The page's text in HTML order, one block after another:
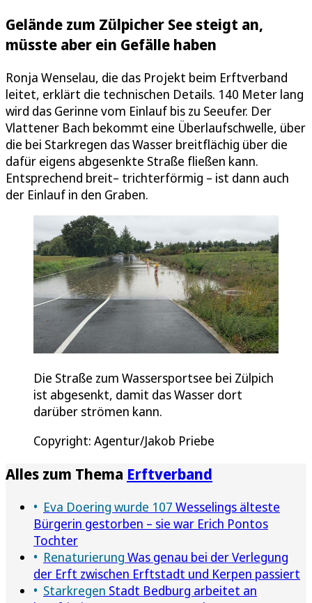
Gelände zum Zülpicher See steigt an,
müsste aber ein Gefälle haben
Ronja Wenselau, die das Projekt beim Erftverband
leitet, erklärt die technischen Details. 140 Meter lang
wird das Gerinne vom Einlauf bis zu Seeufer. Der
Vlattener Bach bekommt eine Überlaufschwelle, über
die bei Starkregen das Wasser breitflächig über die
dafür eigens abgesenkte Straße fließen kann.
Entsprechend breit– trichterförmig – ist dann auch
der Einlauf in den Graben.
Die Straße zum Wassersportsee bei Zülpich
ist abgesenkt, damit das Wasser dort
darüber strömen kann.
Copyright: Agentur/Jakob Priebe
Alles zum Thema Erftverband
Eva Doering wurde 107 Wesselings älteste
Bürgerin gestorben – sie war Erich Pontos
Tochter
Renaturierung Was genau bei der Verlegung
der Erft zwischen Erftstadt und Kerpen passiert
Starkregen Stadt Bedburg arbeitet an